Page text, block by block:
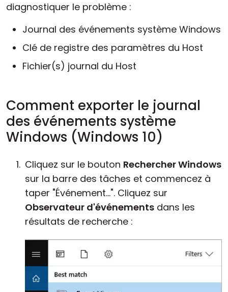
diagnostiquer le problème :
Journal des événements système Windows
Clé de registre des paramètres du Host
Fichier(s) journal du Host
Comment exporter le journal
des événements système
Windows (Windows 10)
Cliquez sur le bouton Rechercher Windows
sur la barre des tâches et commencez à
taper "Événement...". Cliquez sur
Observateur d'événements dans les
résultats de recherche :